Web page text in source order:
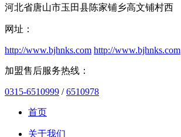
河北省唐山市玉田县陈家铺乡高文铺村西
网址：
http://www.bjhnks.com http://www.bjhnks.com
加盟售后服务热线：
0315-6510999 /6510978
首页
关于我们